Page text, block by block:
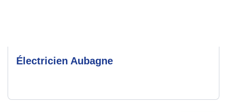
Électricien Aubagne